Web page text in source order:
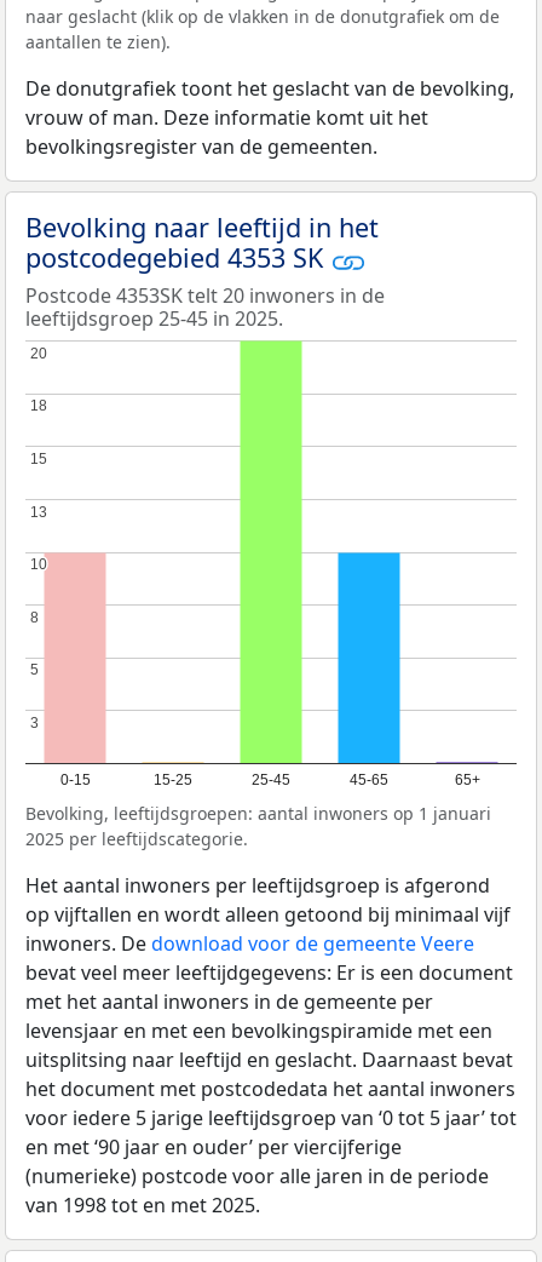
naar geslacht (klik op de vlakken in de donutgrafiek om de
aantallen te zien).
De donutgrafiek toont het geslacht van de bevolking,
vrouw of man. Deze informatie komt uit het
bevolkingsregister van de gemeenten.
Bevolking naar leeftijd in het
postcodegebied 4353 SK
Postcode 4353SK telt 20 inwoners in de
leeftijdsgroep 25-45 in 2025.
0-15 15-25 25-45 45-65 65+
3
3
5
5
8
8
10
10
13
13
15
15
18
18
20
20
Bevolking, leeftijdsgroepen: aantal inwoners op 1 januari
2025 per leeftijdscategorie.
Het aantal inwoners per leeftijdsgroep is afgerond
op vijftallen en wordt alleen getoond bij minimaal vijf
inwoners. Dedownload voor de gemeente Veere
bevat veel meer leeftijdgegevens: Er is een document
met het aantal inwoners in de gemeente per
levensjaar en met een bevolkingspiramide met een
uitsplitsing naar leeftijd en geslacht. Daarnaast bevat
het document met postcodedata het aantal inwoners
voor iedere 5 jarige leeftijdsgroep van ‘0 tot 5 jaar’ tot
en met ‘90 jaar en ouder’ per viercijferige
(numerieke) postcode voor alle jaren in de periode
van 1998 tot en met 2025.